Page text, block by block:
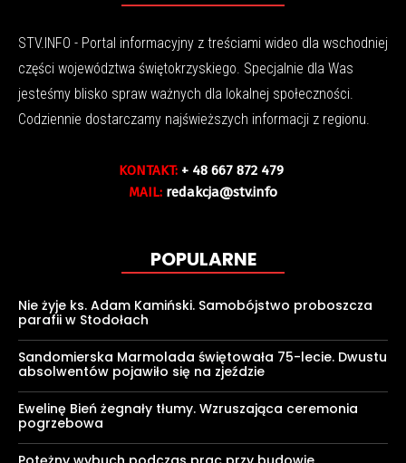
STV.INFO - Portal informacyjny z treściami wideo dla wschodniej
części województwa świętokrzyskiego. Specjalnie dla Was
jesteśmy blisko spraw ważnych dla lokalnej społeczności.
Codziennie dostarczamy najświeższych informacji z regionu.
KONTAKT: + 48 667 872 479
MAIL: redakcja@stv.info
POPULARNE
Nie żyje ks. Adam Kamiński. Samobójstwo proboszcza
parafii w Stodołach
Sandomierska Marmolada świętowała 75-lecie. Dwustu
absolwentów pojawiło się na zjeździe
Ewelinę Bień żegnały tłumy. Wzruszająca ceremonia
pogrzebowa